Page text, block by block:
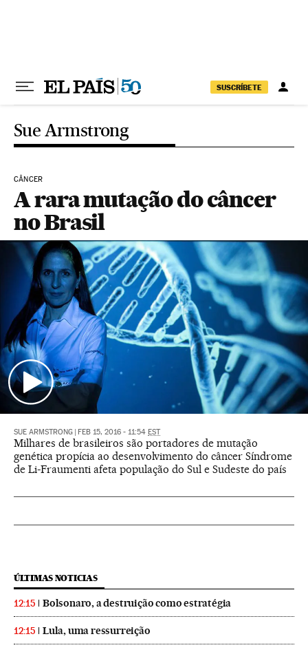
SUSCRÍBETE
Sue Armstrong
CÂNCER
A rara mutação do câncer
no Brasil
SUE ARMSTRONG FEB 15, 2016 - 11:54 EST
Milhares de brasileiros são portadores de mutação
genética propícia ao desenvolvimento do câncer Síndrome
de Li-Fraumenti afeta população do Sul e Sudeste do país
ÚLTIMAS NOTICIAS
12:15 Bolsonaro, a destruição como estratégia
12:15 Lula, uma ressurreição